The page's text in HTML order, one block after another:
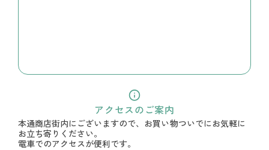
アクセスのご案内
本通商店街内にございますので、お買い物ついでにお気軽に
お立ち寄りください。
電車でのアクセスが便利です。